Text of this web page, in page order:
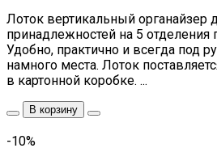
Лоток вертикальный органайзер
принадлежностей на 5 отделения
Удобно, практично и всегда под
намного места. Лоток
в картонной коробке. ...
В корзину
-10%